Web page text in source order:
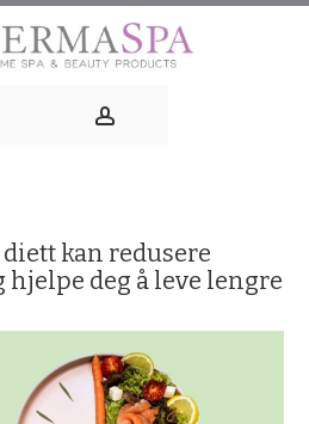
to
content
kan redusere
deg å leve lengre